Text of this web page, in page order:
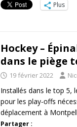
Plus
Hockey –
dans le piège
19 février 2022
Installés dans le top 5,
pour les play-offs
déplacement à
Partager :